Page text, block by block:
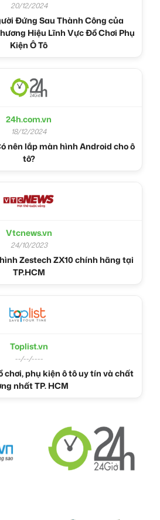
20/12/2024
Đứng Sau Thành Công của
Hiệu Lĩnh Vực Đồ Chơi Phụ
Kiện Ô Tô
24h.com.vn
18/12/2024
nên lắp màn hình Android cho ô
tô?
Vtcnews.vn
24/10/2023
Zestech ZX10 chính hãng tại
TP.HCM
Toplist.vn
--/--/----
chơi, phụ kiện ô tô uy tín và chất
nhất TP. HCM